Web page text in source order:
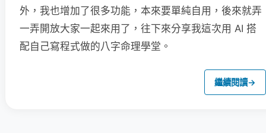
外，我也增加了很多功能，本來要單純自用，後來就弄
一弄開放大家一起來用了，往下來分享我這次用 AI 搭
配自己寫程式做的八字命理學堂。
繼續閱讀→